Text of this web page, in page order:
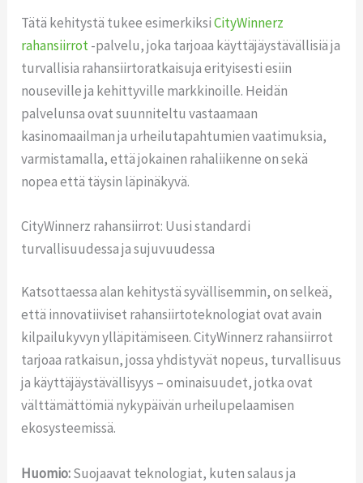
Tätä kehitystä tukee esimerkiksiCityWinnerz
rahansiirrot-palvelu, joka tarjoaa käyttäjäystävällisiä ja
turvallisia rahansiirtoratkaisuja erityisesti esiin
nouseville ja kehittyville markkinoille. Heidän
palvelunsa ovat suunniteltu vastaamaan
kasinomaailman ja urheilutapahtumien vaatimuksia,
varmistamalla, että jokainen rahaliikenne on sekä
nopea että täysin läpinäkyvä.
CityWinnerz rahansiirrot: Uusi standardi
turvallisuudessa ja sujuvuudessa
Katsottaessa alan kehitystä syvällisemmin, on selkeä,
että innovatiiviset rahansiirtoteknologiat ovat avain
kilpailukyvyn ylläpitämiseen. CityWinnerz rahansiirrot
tarjoaa ratkaisun, jossa yhdistyvät nopeus, turvallisuus
ja käyttäjäystävällisyys – ominaisuudet, jotka ovat
välttämättömiä nykypäivän urheilupelaamisen
ekosysteemissä.
Huomio:Suojaavat teknologiat, kuten salaus ja